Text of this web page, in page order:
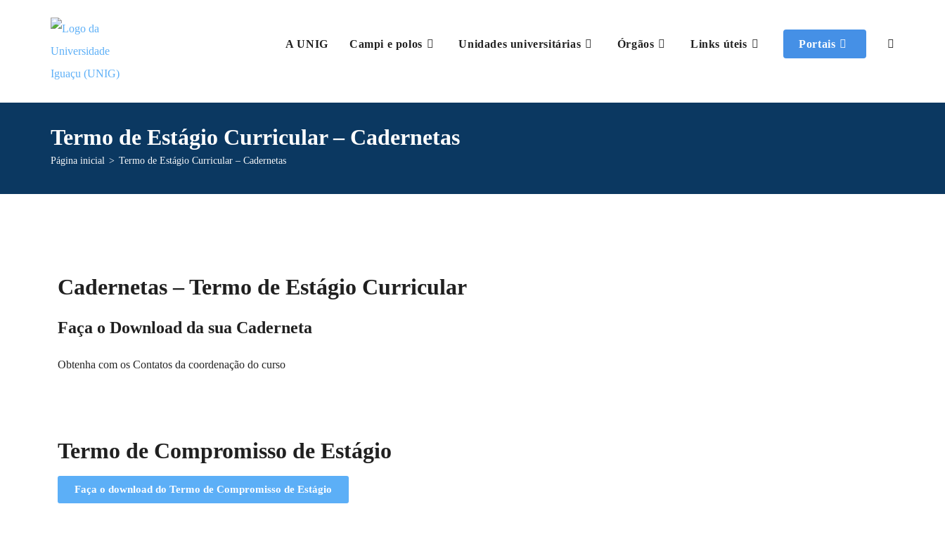
A UNIG Campi e polos Unidades universitárias Órgãos Links úteis Portais
Termo de Estágio Curricular – Cadernetas
Página inicial > Termo de Estágio Curricular – Cadernetas
Cadernetas – Termo de Estágio Curricular
Faça o Download da sua Caderneta
Obtenha com os Contatos da coordenação do curso
Termo de Compromisso de Estágio
Faça o download do Termo de Compromisso de Estágio